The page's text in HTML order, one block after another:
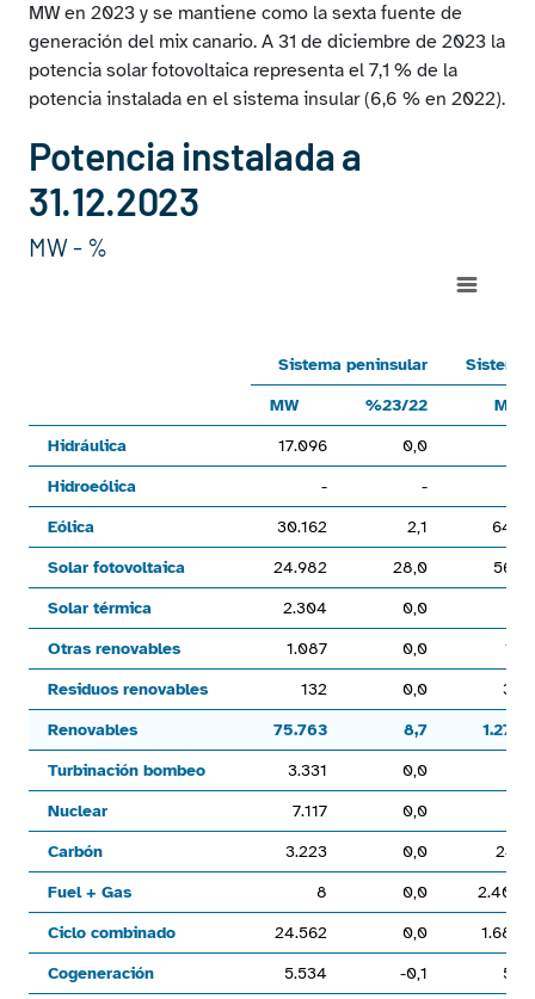
MW en 2023 y se mantiene como la sexta fuente de
generación del mix canario. A 31 de diciembre de 2023 la
potencia solar fotovoltaica representa el 7,1 % de la
potencia instalada en el sistema insular (6,6 % en 2022).
Potencia instalada a
31.12.2023
MW - %
Sistema peninsularSistema no
The chart has 1 X axis displaying categories.
The chart has 1 Y axis displaying values. Range: -120000 to
Sistema peninsular
Sistema
MW
%23/22
MW
Hidráulica
17.096 0,0
Hidroeólica
- -
Eólica
30.162 2,1
648
Solar fotovoltaica
24.982 28,0
568
Solar térmica
2.304 0,0
Otras renovables
1.087 0,0
10
Residuos renovables
132 0,0
38
Renovables
75.763 8,7
1.277
Turbinación bombeo
3.331 0,0
Nuclear
7.117 0,0
Carbón
3.223 0,0
241
Fuel + Gas
8 0,0
2.400
Ciclo combinado
24.562 0,0
1.688
Cogeneración
5.534 -0,1 50